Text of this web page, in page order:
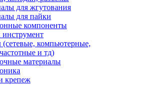
для жгутования
для пайки
компоненты
компьютерные,
и тд)
материалы
крепеж